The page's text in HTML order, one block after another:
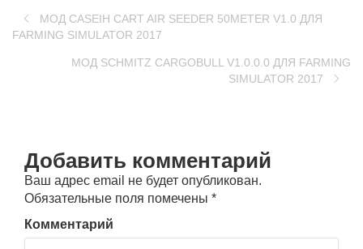
МОД CASEIH CART AIR SEEDER 50METER V1.0 ДЛЯ
FARMING SIMULATOR 2017
МОД SCHMITZ CARGOBULL V1.0.0.0 ДЛЯ FARMING
SIMULATOR 2017
Добавить комментарий
Ваш адрес email не будет опубликован.
Обязательные поля помечены *
Комментарий